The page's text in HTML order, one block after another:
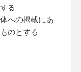
る
への掲載にあ
のとする